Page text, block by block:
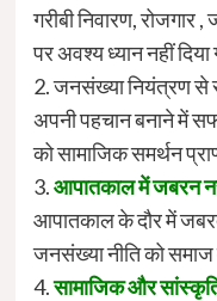
गरीबी निवारण, रोजगार
पर अवश्य ध्यान नहीं दिया
2. जनसंख्या नियंत्रण से
अपनी पहचान बनाने में
को सामाजिक समर्थन
3.आपातकाल में जबरन
आपातकाल के दौर में
जनसंख्या नीति को समाज
4.सामाजिक और